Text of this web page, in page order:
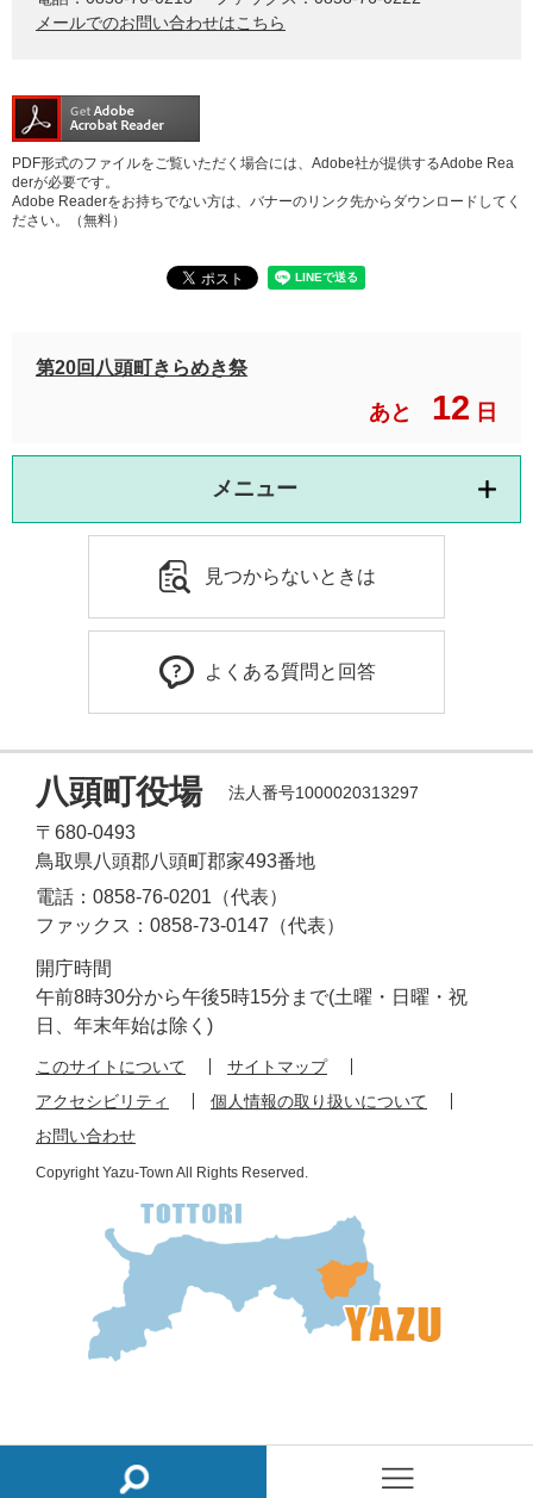
メールでのお問い合わせはこちら
PDF形式のファイルをご覧いただく場合には、Adobe社が提供するAdobe Rea
derが必要です。
Adobe Readerをお持ちでない方は、バナーのリンク先からダウンロードしてく
ださい。（無料）
第20回八頭町きらめき祭
あと 12 日
メニュー
見つからないときは
よくある質問と回答
八頭町役場 法人番号1000020313297
〒680-0493
鳥取県八頭郡八頭町郡家493番地
電話：0858-76-0201（代表）
ファックス：0858-73-0147（代表）
開庁時間
午前8時30分から午後5時15分まで(土曜・日曜・祝
日、年末年始は除く)
このサイトについて
サイトマップ
アクセシビリティ
個人情報の取り扱いについて
お問い合わせ
Copyright Yazu-Town All Rights Reserved.